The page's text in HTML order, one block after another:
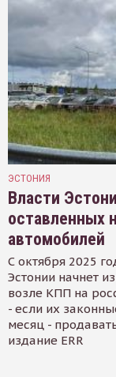
ЭСТОНИЯ
Власти
оставленных
автомобилей
С октября 2025
Эстонии начнет
возле КПП на
- если их
месяц -
издание ERR